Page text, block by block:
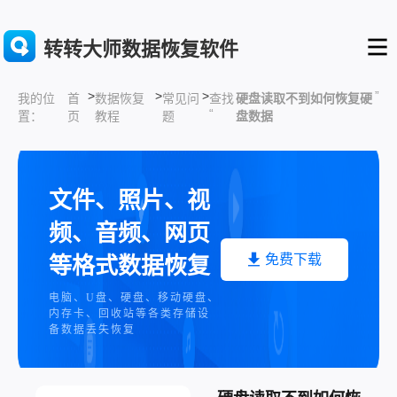
转转大师数据恢复软件
我的位
置：
首
页
>数据恢复
教程
>常见问
题
>查找
“
硬盘读取不到如何恢复硬
盘数据
”
文件、照片、视
频、音频、网页
等格式数据恢复
电脑、U盘、硬盘、移动硬盘、
内存卡、回收站等各类存储设
备数据丢失恢复
免费下载